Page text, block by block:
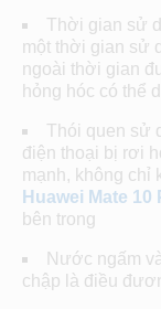
Thời gian sử
một thời gian sử
ngoài thời gian
hỏng hóc có thể
Thói quen sử
điện thoại bị rơi
mạnh, không chỉ
Huawei Mate 10
bên trong
Nước ngấm
chập là điều